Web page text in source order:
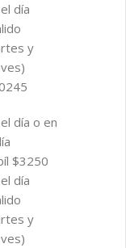
día
y
día o en
$3250
día
y